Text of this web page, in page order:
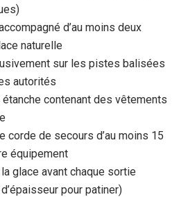
d’au moins deux
naturelle
sur les pistes balisées
autorités
contenant des vêtements
corde de secours d’au moins 15
équipement
glace avant chaque sortie
pour patiner)